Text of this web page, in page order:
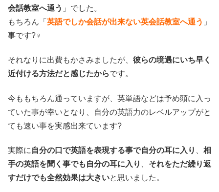
会話教室へ通う 」でした。
もちろん「 英語でしか会話が出来ない英会話教室へ通う 」
事です?‍♀️
それなりに出費もかさみましたが、 彼らの境遇にいち早く
近付ける方法だと感じたからです。
今ももちろん通っていますが、英単語などは予め頭に入っ
ていた事が幸いとなり、自分の英語力のレベルアップがと
ても速い事を実感出来ています?
実際に 自分の口で英語を表現する事で自分の耳に入り
相
手の英語を聞く事でも自分の耳に入り
それをただ繰り返
すだけでも全然効果は大きいと思いました。